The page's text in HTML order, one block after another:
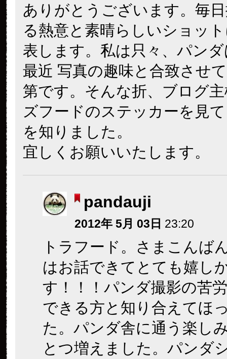
ありがとうございます。毎
る熱意と素晴らしいショッ
表します。私は只々、パン
最近 写真の趣味と合致させ
第です。そんな折、ブログ
ズフードのステッカーを見
を知りました。
宜しくお願いいたします。
pandauji
2012年 5月 03日 23:20
トラフード。さまこんば
はお話できてとても嬉し
す！！！パンダ撮影の苦
できる方と知り合えてほ
た。パンダ舎に通う楽し
とつ増えました。パンダ